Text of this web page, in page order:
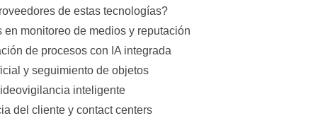
de estas tecnologías?
monitoreo de medios y reputación
de procesos con IA integrada
y seguimiento de objetos
inteligente
del cliente y contact centers